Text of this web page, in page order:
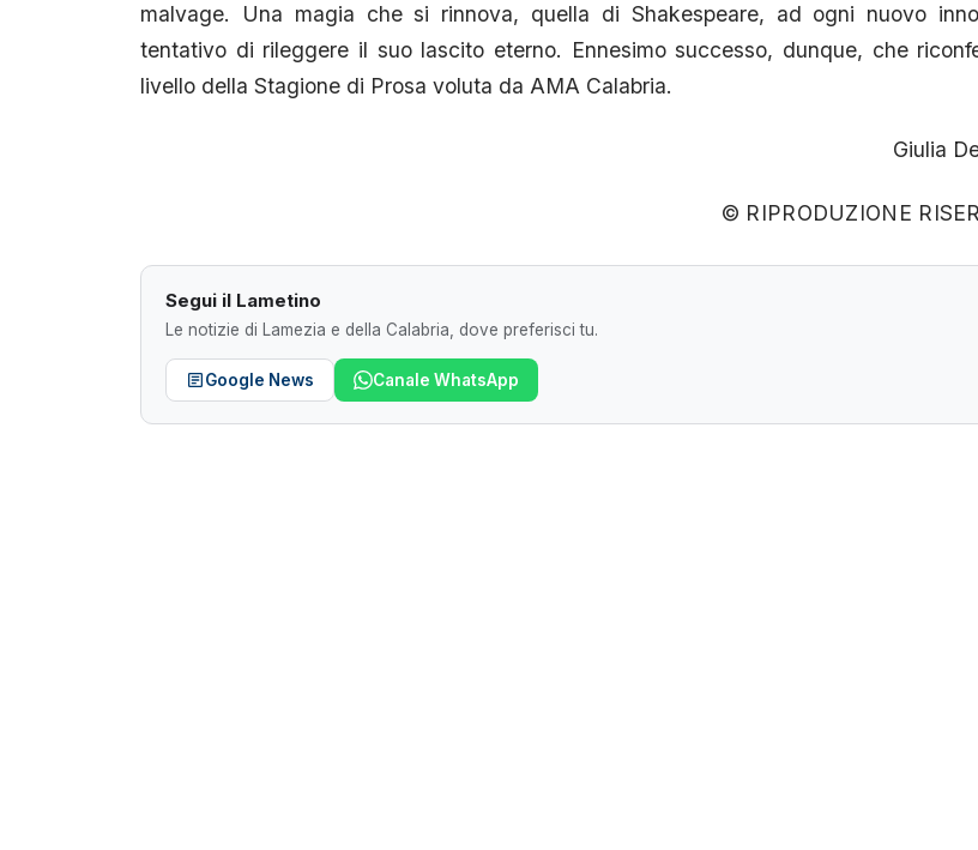
malvage. Una magia che si rinnova, quella di Shakespeare, ad ogni nuovo
tentativo di rileggere il suo lascito eterno. Ennesimo successo, dunque, che
livello della Stagione di Prosa voluta da AMA Calabria.
Giulia
© RIPRODUZIONE
Segui il Lametino
Le notizie di Lamezia e della Calabria, dove preferisci tu.
Google News Canale WhatsApp